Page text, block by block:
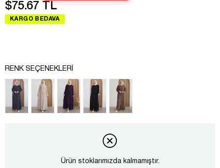
$75.67 TL
KARGO BEDAVA
RENK SEÇENEKLERI
Ürün stoklarımızda kalmamıştır.